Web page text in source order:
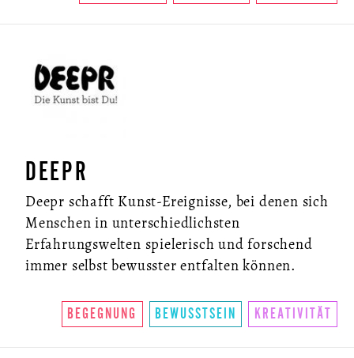
DEEPR
Deepr schafft Kunst-Ereignisse, bei denen sich
Menschen in unterschiedlichsten
Erfahrungswelten spielerisch und forschend
immer selbst bewusster entfalten können.
BEGEGNUNG BEWUSSTSEIN KREATIVITÄT